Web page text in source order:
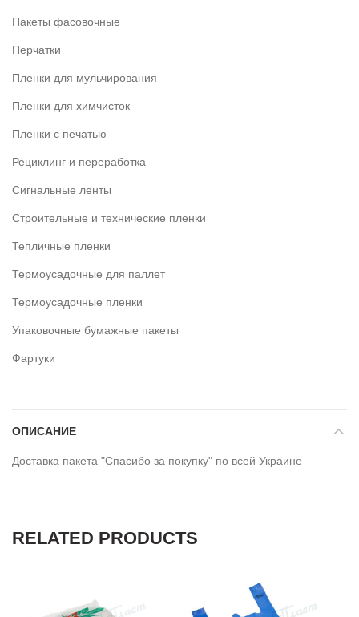
Пакеты фасовочные
Перчатки
Пленки для мульчирования
Пленки для химчисток
Пленки с печатью
Рециклинг и переработка
Сигнальные ленты
Строительные и технические пленки
Тепличные пленки
Термоусадочные для паллет
Термоусадочные пленки
Упаковочные бумажные пакеты
Фартуки
ОПИСАНИЕ
Доставка пакета "Спасибо за покупку" по всей Украине
RELATED PRODUCTS